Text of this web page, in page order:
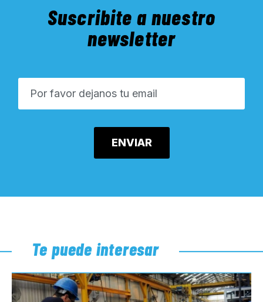
Suscribite a nuestro
newsletter
Te puede interesar